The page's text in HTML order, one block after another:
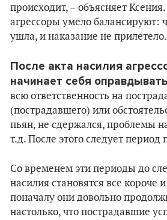
происходит, – объясняет
агрессоры умело балансируют:
ушла, и наказание не прилетело.
После акта насилия
начинает себя оправдывать
всю ответственность на
(пострадавшего) или
пьян, не сдержался, проблемы
т.д. После этого следует
Со временем эти периоды до
насилия становятся все короче
поначалу они довольно
настолько, что пострадавшие